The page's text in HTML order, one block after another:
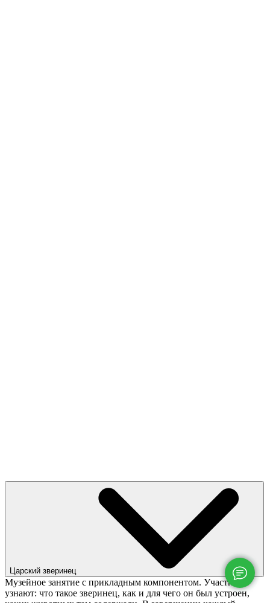
Царский зверинец
Музейное занятие с прикладным компонентом. Участники
узнают: что такое зверинец, как и для чего он был устроен,